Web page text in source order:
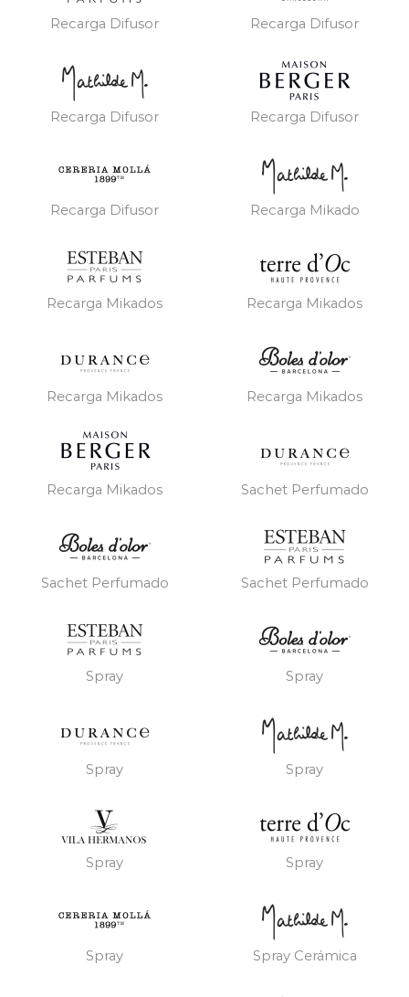
Recarga Difusor Recarga Difusor
Recarga Difusor Recarga Difusor
Recarga Difusor Recarga Mikado
Recarga Mikados Recarga Mikados
Recarga Mikados Recarga Mikados
Recarga Mikados Sachet Perfumado
Sachet Perfumado Sachet Perfumado
Spray Spray
Spray Spray
Spray Spray
Spray Spray Cerámica